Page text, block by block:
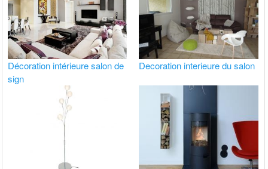
Décoration intérieure salon de
sign
Decoration interieure du salon